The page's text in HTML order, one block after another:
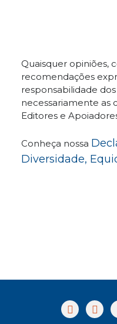
Quaisquer opiniões,
recomendações
responsabilidade
necessariamente as
Editores e
Conheça nossa
Diversidade,